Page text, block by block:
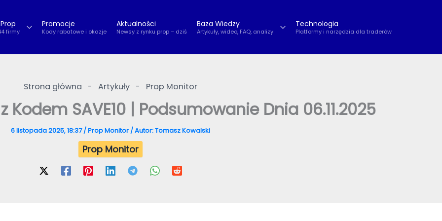
firmy
Promocje
Kody rabatowe i okazje
Aktualności
Newsy z rynku prop – dziś
Baza Wiedzy
Artykuły, wideo, FAQ, analizy
Technologia
Platformy i narzędzia dla traderów
Strona główna - Artykuły - Prop Monitor
Kodem SAVE10 | Podsumowanie Dnia 06.11.2025
6 listopada 2025, 18:37/Prop Monitor / Autor:Tomasz Kowalski
Prop Monitor